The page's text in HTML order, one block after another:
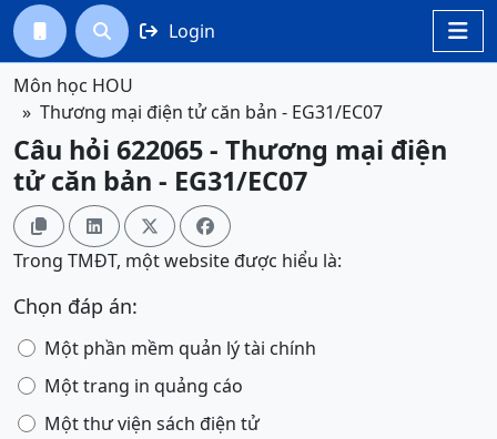

  Login
Môn học HOU
Thương mại điện tử căn bản - EG31/EC07
Câu hỏi 622065 - Thương mại điện
tử căn bản - EG31/EC07
   
Trong TMĐT, một website được hiểu là:
Chọn đáp án:
Một phần mềm quản lý tài chính
Một trang in quảng cáo
Một thư viện sách điện tử